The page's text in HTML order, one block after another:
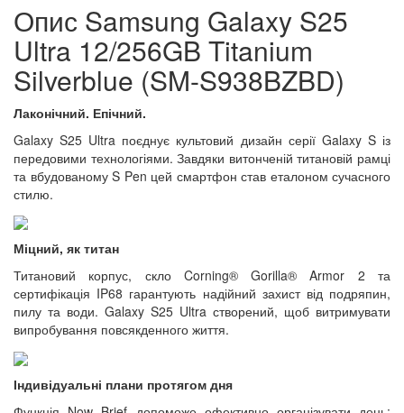
Опис Samsung Galaxy S25
Ultra 12/256GB Titanium
Silverblue (SM-S938BZBD)
Лаконічний. Епічний.
Galaxy S25 Ultra поєднує культовий дизайн серії Galaxy S із
передовими технологіями. Завдяки витонченій титановій рамці
та вбудованому S Pen цей смартфон став еталоном сучасного
стилю.
Міцний, як титан
Титановий корпус, скло Corning® Gorilla® Armor 2 та
сертифікація IP68 гарантують надійний захист від подряпин,
пилу та води. Galaxy S25 Ultra створений, щоб витримувати
випробування повсякденного життя.
Індивідуальні плани протягом дня